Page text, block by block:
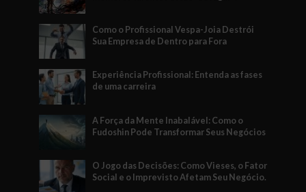
Como o Profissional Vespa-Joia Destrói
Sua Empresa de Dentro para Fora
Experiência Profissional: Entenda as fases
de uma carreira
A Força da Mente Inabalável: Como o
Fudoshin Pode Transformar Seus Negócios
O Jogo das Decisões: Como Vieses, o Fator
Social e o Imprevisto Afetam Seu Negócio.